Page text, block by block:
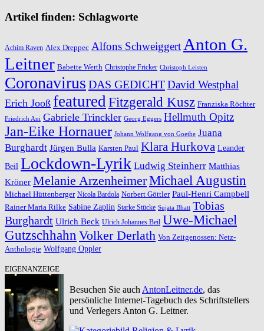
Artikel finden: Schlagworte
Achim Raven Alex Dreppec Alfons Schweiggert Anton G.
Leitner Babette Werth Christophe Fricker Christoph Leisten
Coronavirus DAS GEDICHTDavid Westphal
Erich Jooß featured Fitzgerald Kusz Franziska Röchter
Friedrich Ani Gabriele Trinckler Georg Eggers Hellmuth Opitz
Jan-Eike Hornauer Johann Wolfgang von Goethe Juana
Burghardt Jürgen Bulla Karsten Paul Klara Hurkova Leander
Beil Lockdown-Lyrik Ludwig Steinherr Matthias
Kröner Melanie ArzenheimerMichael Augustin
Michael Hüttenberger Nicola Bardola Norbert Göttler Paul-Henri Campbell
Rainer Maria Rilke Sabine Zaplin Starke Stücke Sujata Bhatt Tobias
Burghardt Ulrich Beck Ulrich Johannes Beil Uwe-Michael
Gutzschhahn Volker Derlath Von Zeitgenossen: Netz-
Anthologie Wolfgang Oppler
EIGENANZEIGE
Besuchen Sie auch AntonLeitner.de, das
persönliche Internet-Tagebuch des Schriftstellers
und Verlegers Anton G. Leitner.